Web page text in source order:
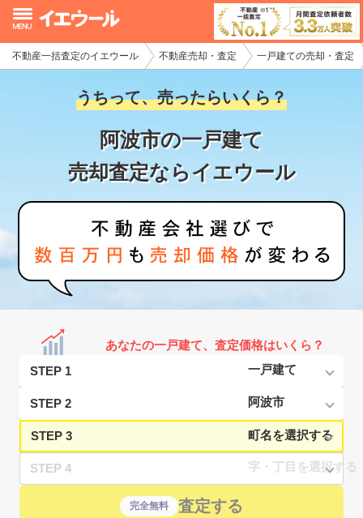
不動産一括査定のイエウール 不動産売却・査定 一戸建ての売却・査定
うちって、売ったらいくら？
阿波市の一戸建て
売却査定ならイエウール
あなたの一戸建て、査定価格はいくら？
STEP 1
STEP 2
STEP 3
STEP 4
完全無料 査定する
イエウール加盟希望の不動産会社様
初めての方へ
不動産売却の流れ
不動産の売却・一括査定
家査定シミュレーター
お問い合わせ